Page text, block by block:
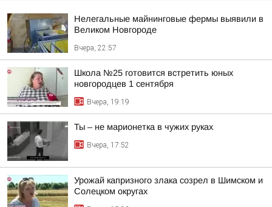
Нелегальные майнинговые фермы выявили в
Великом Новгороде
Вчера, 22:57
Школа №25 готовится встретить юных
новгородцев 1 сентября
Вчера, 19:19
Ты – не марионетка в чужих руках
Вчера, 17:52
Урожай капризного злака созрел в Шимском и
Солецком округах